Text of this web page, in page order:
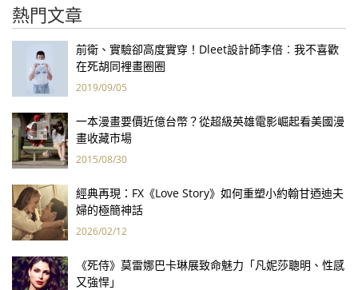
熱門文章
前衛、實驗卻高度實穿！Dleet設計師李倍︰我不喜歡
在死胡同裡畫圈圈
2019/09/05
一本漫畫要價近億台幣？從超級英雄電影崛起看美國漫
畫收藏市場
2015/08/30
經典再現：FX《Love Story》如何重塑小約翰甘迺迪夫
婦的極簡神話
2026/02/12
《死侍》莫雷娜巴卡琳展致命魅力「凡妮莎聰明、性感
又強悍」